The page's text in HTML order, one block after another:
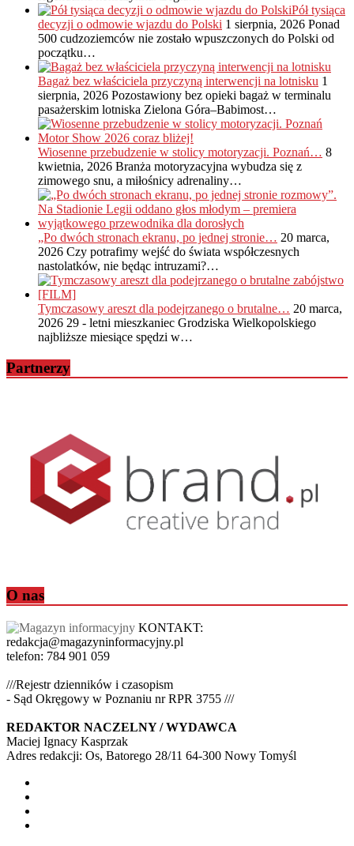
Pół tysiąca
decyzji o odmowie wjazdu do Polski 1 sierpnia, 2026 Ponad
500 cudzoziemców nie zostało wpuszczonych do Polski od
początku…
Bagaż bez właściciela przyczyną interwencji na lotnisku 1
sierpnia, 2026 Pozostawiony bez opieki bagaż w terminalu
pasażerskim lotniska Zielona Góra–Babimost…
Wiosenne przebudzenie w stolicy motoryzacji. Poznań… 8
kwietnia, 2026 Branża motoryzacyjna wybudza się z
zimowego snu, a miłośnicy adrenaliny…
„Po dwóch stronach ekranu, po jednej stronie… 20 marca,
2026 Czy potrafimy wejść do świata współczesnych
nastolatków, nie będąc intruzami?…
Tymczasowy areszt dla podejrzanego o brutalne… 20 marca,
2026 29 - letni mieszkaniec Grodziska Wielkopolskiego
najbliższe miesiące spędzi w…
Partnerzy
O nas
KONTAKT:
redakcja@magazyninformacyjny.pl
telefon: 784 901 059
///Rejestr dzienników i czasopism
- Sąd Okręgowy w Poznaniu nr RPR 3755 ///
REDAKTOR NACZELNY / WYDAWCA
Maciej Ignacy Kasprzak
Adres redakcji: Os, Batorego 28/11 64-300 Nowy Tomyśl